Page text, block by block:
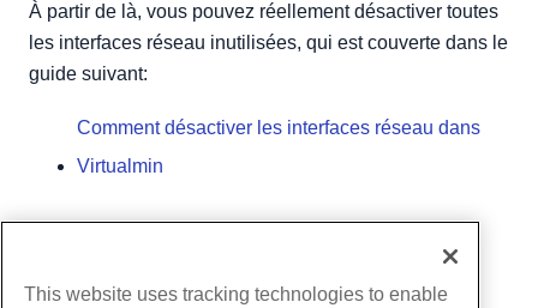
À partir de là, vous pouvez réellement désactiver toutes
les interfaces réseau inutilisées, qui est couverte dans le
guide suivant:
Comment désactiver les interfaces réseau dans
Virtualmin
Copie URL
This website uses tracking technologies to enable